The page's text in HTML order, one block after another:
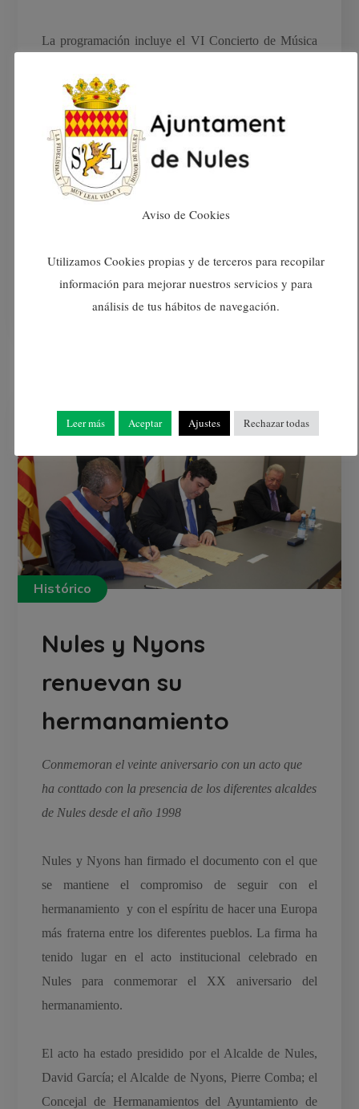
La programación incluye el VI Concierto de Música
Fortea en la iglesia de Mascarell.
La XII Feria Medieval se clausurará la noche del
domingo con un desfile de fuego itinerante con
músicos y juglares que recorrerá las calles de
Ayuntamiento De Nules 05/11/2018
Histórico
Nules y Nyons
renuevan su
hermanamiento
Conmemoran el veinte aniversario con un acto que
ha conttado con la presencia de los diferentes alcaldes
de Nules desde el año 1998
Nules y Nyons han firmado el documento con el que
se mantiene el compromiso de seguir con el
hermanamiento y con el espíritu de hacer una Europa
más fraterna entre los diferentes pueblos. La firma ha
tenido lugar en el acto institucional celebrado en
Nules para conmemorar el XX aniversario del
hermanamiento.
El acto ha estado presidido por el Alcalde de Nules,
David García; el Alcalde de Nyons, Pierre Comba; el
Concejal de Hermanamientos del Ayuntamiento de
Aviso de Cookies
Utilizamos Cookies propias y de terceros para recopilar
información para mejorar nuestros servicios y para
análisis de tus hábitos de navegación.
Leer más Aceptar Ajustes Rechazar todas